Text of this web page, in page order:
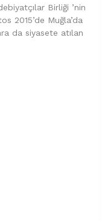
Birliği ’nin
2015’de Muğla’da
da siyasete atılan